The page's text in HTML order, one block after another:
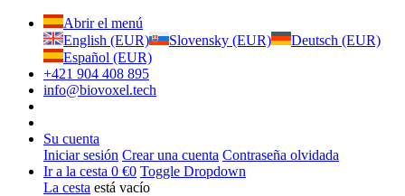
Abrir el menú
English (EUR)
Slovensky (EUR)
Deutsch (EUR)
Español (EUR)
+421 904 408 895
info@biovoxel.tech
Su cuenta
Iniciar sesión Crear una cuenta Contraseña olvidada
Ir a la cesta 0 €0 Toggle Dropdown
La cesta está vacío